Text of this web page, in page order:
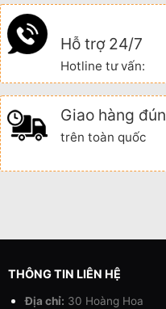
Hỗ trợ 24/7
Hotline tư vấn:
Giao hàng
trên toàn quốc
THÔNG TIN LIÊN HỆ
Địa chỉ: 30 Hoàng Hoa